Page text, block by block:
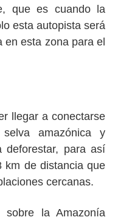
que es cuando la
esta autopista será
en esta zona para el
llegar a conectarse
amazónica y
deforestar, para así
km de distancia que
cercanas.
sobre la Amazonía